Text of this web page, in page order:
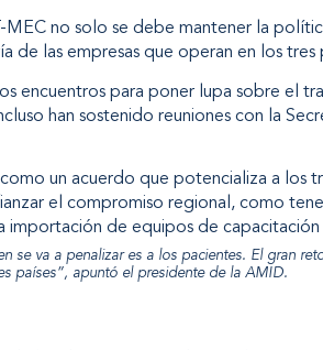
MEC no solo se debe mantener la
de las empresas que operan en los
encuentros para poner lupa sobre el
han sostenido reuniones con la
un acuerdo que potencializa a los
el compromiso regional, como
importación de equipos de
se va a penalizar es a los pacientes. El gran
países”, apuntó el presidente de la AMID.